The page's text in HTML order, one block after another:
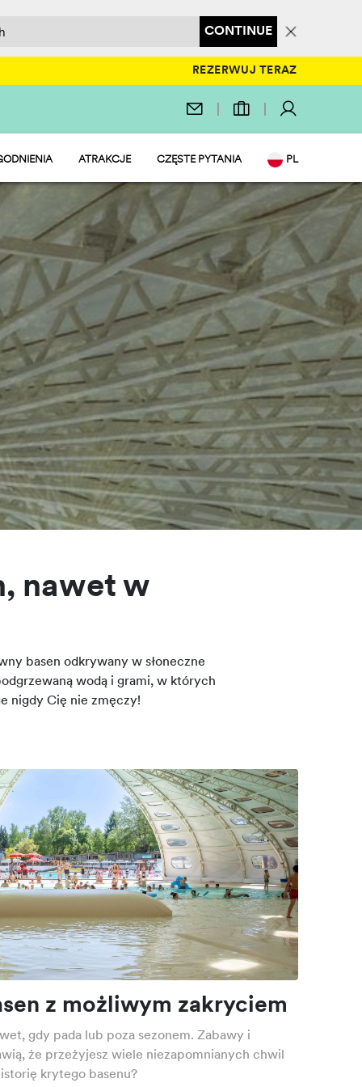
CONTINUE
REZERWUJ TERAZ
WODNY
I SKLEP
I ZABAWA
ATRAKCJE CZĘSTE PYTANIA PL
IT
DE
NL
nawet w
basen odkrywany w słoneczne
wodą i grami, w których
nigdy Cię nie zmęczy!
z możliwym zakryciem
gdy pada lub poza sezonem. Zabawy i
że przeżyjesz wiele niezapomnianych chwil
krytego basenu?